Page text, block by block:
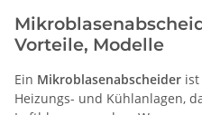
Vorteile, Modelle
Ein Mikroblasenabscheider
Heizungs- und Kühlanlagen,